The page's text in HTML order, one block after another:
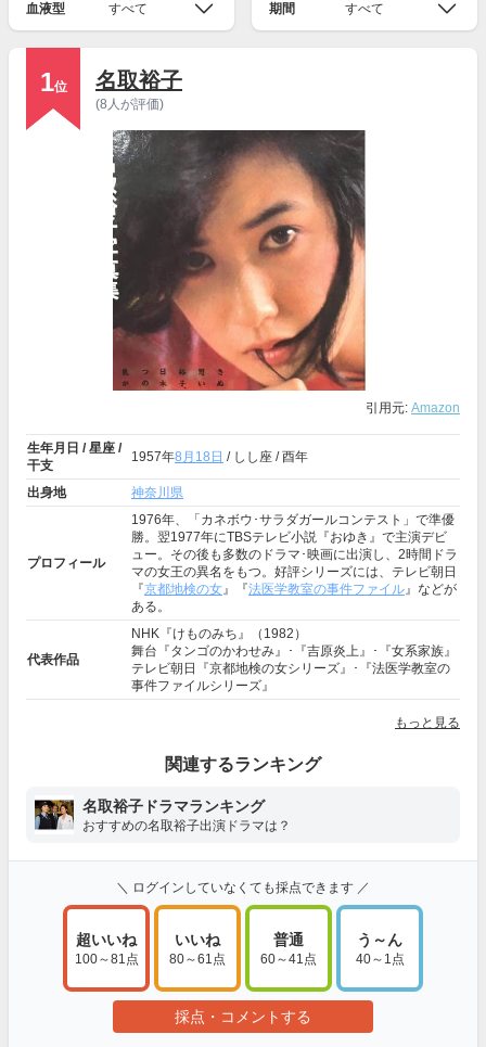
血液型 すべて 期間 すべて
1位 名取裕子
(8人が評価)
引用元: Amazon
生年月日 / 星座 /
干支
1957年8月18日 / しし座 / 酉年
出身地 神奈川県
プロフィール
1976年、「カネボウ･サラダガールコンテスト」で準優
勝。翌1977年にTBSテレビ小説『おゆき』で主演デビ
ュー。その後も多数のドラマ･映画に出演し、2時間ドラ
マの女王の異名をもつ。好評シリーズには、テレビ朝日
『京都地検の女』『法医学教室の事件ファイル』などが
ある。
代表作品
NHK『けものみち』（1982）
舞台『タンゴのかわせみ』･『吉原炎上』･『女系家族』
テレビ朝日『京都地検の女シリーズ』･『法医学教室の
事件ファイルシリーズ』
もっと見る
関連するランキング
名取裕子ドラマランキング
おすすめの名取裕子出演ドラマは？
＼ ログインしていなくても採点できます ／
超いいね
100～81点
いいね
80～61点
普通
60～41点
う～ん
40～1点
採点・コメントする